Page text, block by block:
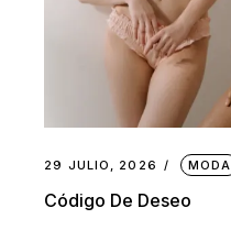
29 JULIO, 2026 MODA
Código De Deseo